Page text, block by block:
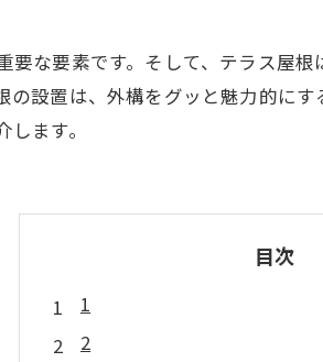
要な要素です。そして、テラス屋
設置は、外構をグッと魅力的に
ます。
目次
1
2